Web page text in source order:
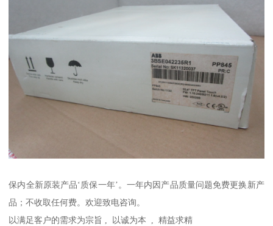
保内全新原装产品‘质保一年’。一年内因产品质量问题免费更换新产
品；不收取任何费。欢迎致电咨询。
以满足客户的需求为宗旨 , 以诚为本 , 精益求精